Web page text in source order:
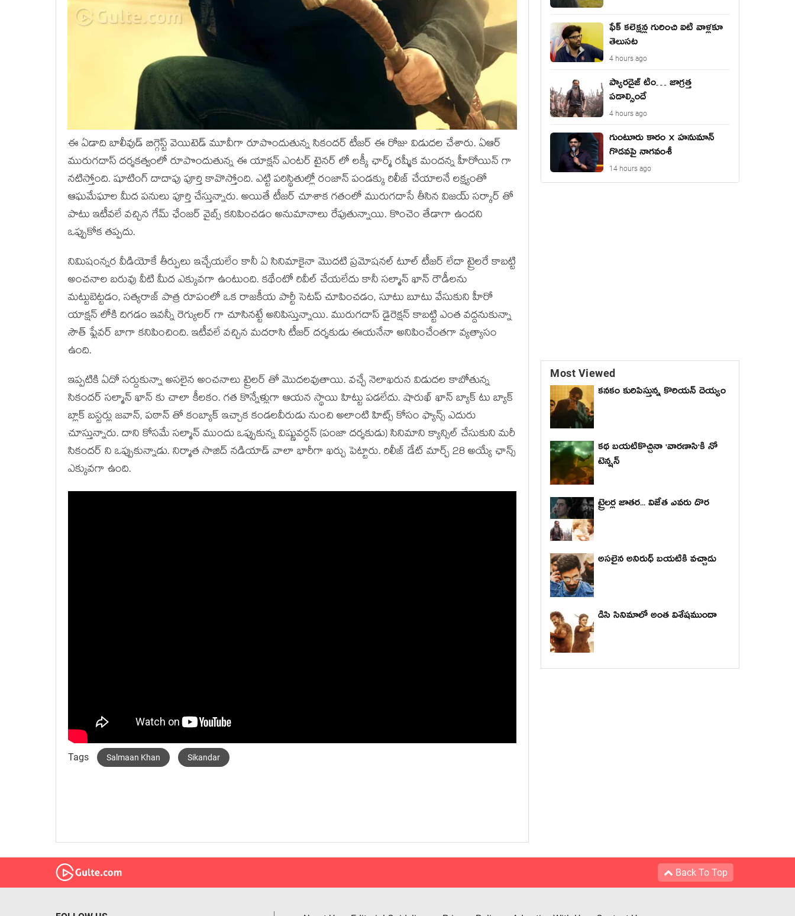
ఈ ఏడాది బాలీవుడ్ బిగ్గెస్ట్ వెయిటెడ్ మూవీగా రూపొందుతున్న సికందర్ టీజర్ ఈ రోజు విడుదల చేశారు. ఏఆర్
మురుగదాస్ దర్శకత్వంలో రూపొందుతున్న ఈ యాక్షన్ ఎంటర్ టైనర్ లో లక్కీ ఛార్మ్ రష్మీక మందన్న హీరోయిన్ గా
నటిస్తోంది. షూటింగ్ దాదాపు పూర్తి కావొస్తోంది. ఎట్టి పరిస్థితుల్లో రంజాన్ పండక్కు రిలీజ్ చేయాలనే లక్ష్యంతో
ఆఘమేఘాల మీద పనులు పూర్తి చేస్తున్నారు. అయితే టీజర్ చూశాక గతంలో మురుగదాసే తీసిన విజయ్ సర్కార్ తో
పాటు ఇటీవలే వచ్చిన గేమ్ ఛేంజర్ వైబ్స్ కనిపించడం అనుమానాలు రేపుతున్నాయి. కొంచెం తేడాగా ఉందని
ఒప్పుకోక తప్పదు.
నిమిషంన్నర వీడియోకే తీర్పులు ఇచ్చేయలేం కానీ ఏ సినిమాకైనా మొదటి ప్రమోషనల్ టూల్ టీజర్ లేదా ట్రైలరే కాబట్టి
అంచనాల బరువు వీటి మీద ఎక్కువగా ఉంటుంది. కథేంటో రివీల్ చేయలేదు కానీ సల్మాన్ ఖాన్ రౌడీలను
మట్టుబెట్టడం, సత్యరాజ్ పాత్ర రూపంలో ఒక రాజకీయ పార్టీ సెటప్ చూపించడం, సూటు బూటు వేసుకుని హీరో
యాక్షన్ లోకి దిగడం ఇవన్నీ రెగ్యులర్ గా చూసినట్టే అనిపిస్తున్నాయి. మురుగదాస్ డైరెక్షన్ కాబట్టి ఎంత వద్దనుకున్నా
సౌత్ ఫ్లేవర్ బాగా కనిపించింది. ఇటీవలే వచ్చిన మదరాసి టీజర్ దర్శకుడు ఈయనేనా అనిపించేంతగా వ్యత్యాసం
ఉంది.
ఇప్పటికి ఏదో సర్దుకున్నా అసలైన అంచనాలు ట్రైలర్ తో మొదలవుతాయి. వచ్చే నెలాఖరున విడుదల కాబోతున్న
సికందర్ సల్మాన్ ఖాన్ కు చాలా కీలకం. గత కొన్నేళ్లుగా ఆయన స్థాయి హిట్టు పడలేదు. షారుఖ్ ఖాన్ బ్యాక్ టు బ్యాక్
బ్లాక్ బస్టర్లు జవాన్, పఠాన్ తో కంబ్యాక్ ఇచ్చాక కండలవీరుడు నుంచి అలాంటి హిట్స్ కోసం ఫ్యాన్స్ ఎదురు
చూస్తున్నారు. దాని కోసమే సల్మాన్ ముందు ఒప్పుకున్న విష్ణువర్ధన్ (పంజా దర్శకుడు) సినిమాని క్యాన్సిల్ చేసుకుని మరీ
సికందర్ ని ఒప్పుకున్నాడు. నిర్మాత సాజిద్ నడియాడ్ వాలా భారీగా ఖర్చు పెట్టారు. రిలీజ్ డేట్ మార్చ్ 28 అయ్యే ఛాన్స్
ఎక్కువగా ఉంది.
Tags Salmaan Khan Sikandar
ఫేక్ క‌లెక్ష‌న్ల గురించి ఐటీ వాళ్ల‌కూ
తెలుస‌ట‌
4 hours ago
ప్యారడైజ్ టీం… జాగ్రత్త
పడాల్సిందే
4 hours ago
గుంటూరు కారం × హనుమాన్
గొడవపై నాగవంశీ
14 hours ago
Most Viewed
కనకం కురిపిస్తున్న కొరియన్ దెయ్యం
కథ బయటికొచ్చినా 'వారణాసి'కి నో
టెన్షన్
ట్రైలర్ల జాతర... విజేత ఎవరు దొర
అసలైన అనిరుధ్ బయటికి వచ్చాడు
డిసి సినిమాలో అంత విశేషముందా
Back To Top